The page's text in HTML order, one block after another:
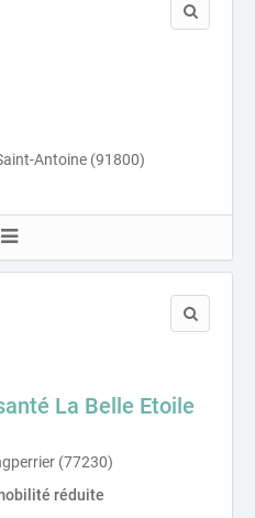
Antoine (91800)
La Belle Etoile
(77230)
réduite